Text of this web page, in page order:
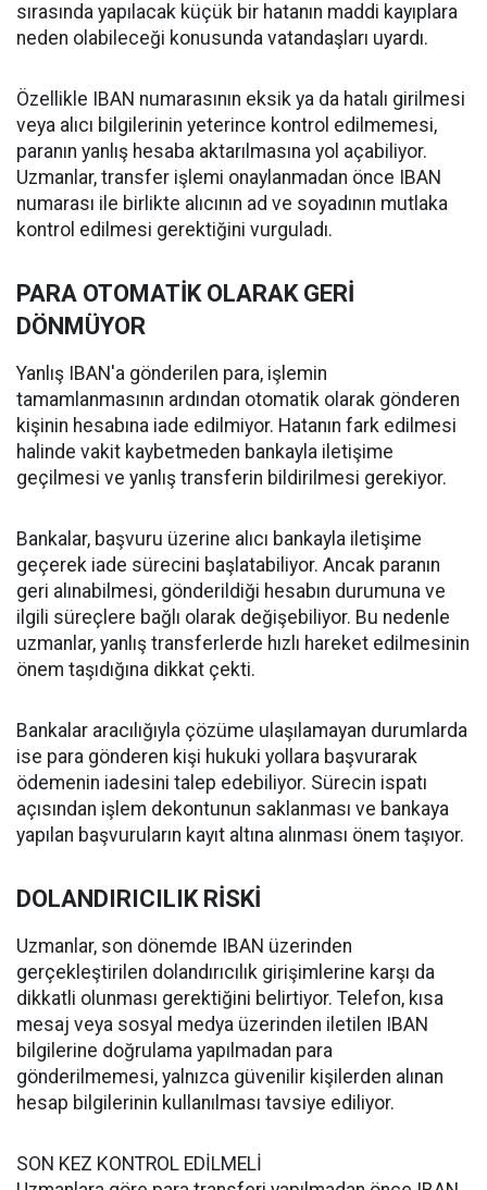
sırasında yapılacak küçük bir hatanın maddi kayıplara
neden olabileceği konusunda vatandaşları uyardı.
Özellikle IBAN numarasının eksik ya da hatalı girilmesi
veya alıcı bilgilerinin yeterince kontrol edilmemesi,
paranın yanlış hesaba aktarılmasına yol açabiliyor.
Uzmanlar, transfer işlemi onaylanmadan önce IBAN
numarası ile birlikte alıcının ad ve soyadının mutlaka
kontrol edilmesi gerektiğini vurguladı.
PARA OTOMATİK OLARAK GERİ
DÖNMÜYOR
Yanlış IBAN'a gönderilen para, işlemin
tamamlanmasının ardından otomatik olarak gönderen
kişinin hesabına iade edilmiyor. Hatanın fark edilmesi
halinde vakit kaybetmeden bankayla iletişime
geçilmesi ve yanlış transferin bildirilmesi gerekiyor.
Bankalar, başvuru üzerine alıcı bankayla iletişime
geçerek iade sürecini başlatabiliyor. Ancak paranın
geri alınabilmesi, gönderildiği hesabın durumuna ve
ilgili süreçlere bağlı olarak değişebiliyor. Bu nedenle
uzmanlar, yanlış transferlerde hızlı hareket edilmesinin
önem taşıdığına dikkat çekti.
Bankalar aracılığıyla çözüme ulaşılamayan durumlarda
ise para gönderen kişi hukuki yollara başvurarak
ödemenin iadesini talep edebiliyor. Sürecin ispatı
açısından işlem dekontunun saklanması ve bankaya
yapılan başvuruların kayıt altına alınması önem taşıyor.
DOLANDIRICILIK RİSKİ
Uzmanlar, son dönemde IBAN üzerinden
gerçekleştirilen dolandırıcılık girişimlerine karşı da
dikkatli olunması gerektiğini belirtiyor. Telefon, kısa
mesaj veya sosyal medya üzerinden iletilen IBAN
bilgilerine doğrulama yapılmadan para
gönderilmemesi, yalnızca güvenilir kişilerden alınan
hesap bilgilerinin kullanılması tavsiye ediliyor.
SON KEZ KONTROL EDİLMELİ